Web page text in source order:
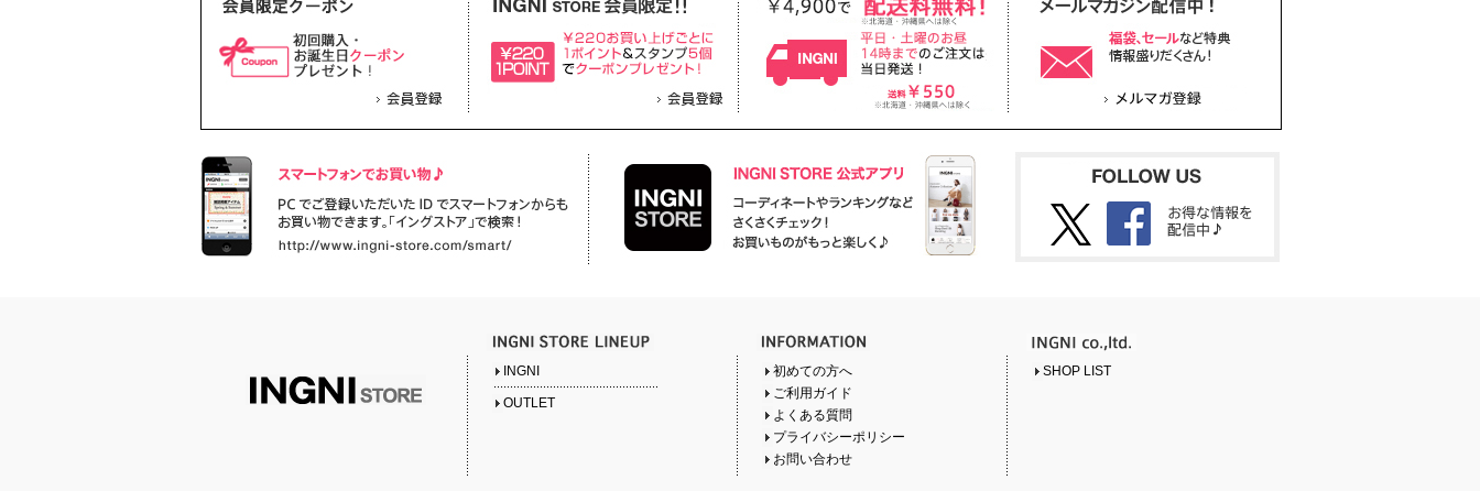
INGNI
OUTLET
初めての方へ
ご利用ガイド
よくある質問
プライバシーポリシー
お問い合わせ
SHOP LIST